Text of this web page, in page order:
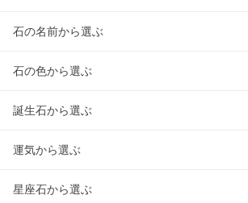
石の名前から選ぶ
石の色から選ぶ
誕生石から選ぶ
運気から選ぶ
星座石から選ぶ